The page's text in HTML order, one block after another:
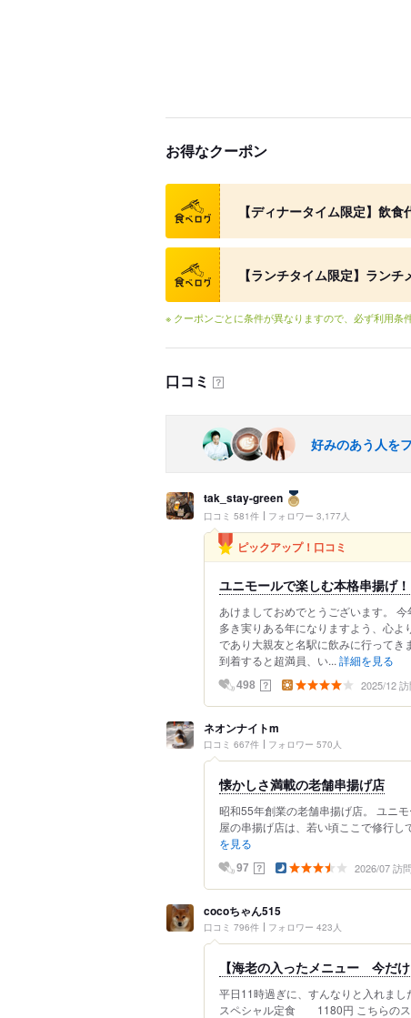
お得なクーポン
クーポン
【ディナータイム限定】飲
クーポン
【ランチタイム限定】ラン
※ クーポンごとに条件が異なりますので、必ず利用条
口コミ ？
好みのあう人を
tak_stay-green
口コミ 581件 フォロワー 3,177人
ピックアップ！口コミ
ユニモールで楽しむ本格串揚げ！
あけましておめでとうございます。
多き実りある年になりますよう、心
であり大親友と名駅に飲みに行ってき
到着すると超満員、い... 詳細を見る
498 ？ 2025/12 訪
ネオンナイトm
口コミ 667件 フォロワー 570人
懐かしさ満載の老舗串揚げ店
昭和55年創業の老舗串揚げ店。 ユニ
屋の串揚げ店は、若い頃ここで修行
を見る
97 ？ 2026/07 訪問
cocoちゃん515
口コミ 796件 フォロワー 423人
【海老の入ったメニュー 今だけ
平日11時過ぎに、すんなりと入れま
スペシャル定食 1180円 こちらのス